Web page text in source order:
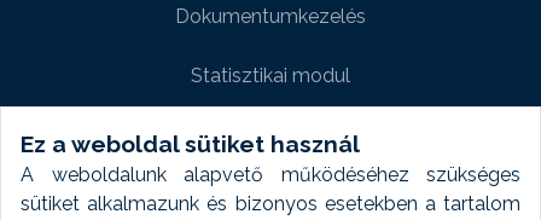
Ez a weboldal sütiket használ
A weboldalunk alapvető működéséhez szükséges
sütiket alkalmazunk és bizonyos esetekben a tartalom
Dokumentumkezelés
Statisztikai modul
Weboldal modul
Fényképtár extra modul